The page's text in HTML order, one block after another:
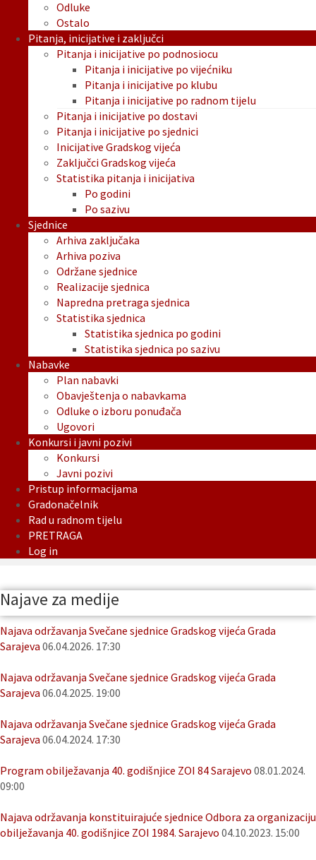
Odluke
Ostalo
Pitanja, inicijative i zaključci
Pitanja i inicijative po podnosiocu
Pitanja i inicijative po vijećniku
Pitanja i inicijative po klubu
Pitanja i inicijative po radnom tijelu
Pitanja i inicijative po dostavi
Pitanja i inicijative po sjednici
Inicijative Gradskog vijeća
Zaključci Gradskog vijeća
Statistika pitanja i inicijativa
Po godini
Po sazivu
Sjednice
Arhiva zaključaka
Arhiva poziva
Održane sjednice
Realizacije sjednica
Napredna pretraga sjednica
Statistika sjednica
Statistika sjednica po godini
Statistika sjednica po sazivu
Nabavke
Plan nabavki
Obavještenja o nabavkama
Odluke o izboru ponuđača
Ugovori
Konkursi i javni pozivi
Konkursi
Javni pozivi
Pristup informacijama
Gradonačelnik
Rad u radnom tijelu
PRETRAGA
Log in
Najave za medije
Najava održavanja Svečane sjednice Gradskog vijeća Grada
Sarajeva 06.04.2026. 17:30
Najava održavanja Svečane sjednice Gradskog vijeća Grada
Sarajeva 06.04.2025. 19:00
Najava održavanja Svečane sjednice Gradskog vijeća Grada
Sarajeva 06.04.2024. 17:30
Program obilježavanja 40. godišnjice ZOI 84 Sarajevo 08.01.2024.
09:00
Najava održavanja konstituirajuće sjednice Odbora za organizaciju
obilježavanja 40. godišnjice ZOI 1984. Sarajevo 04.10.2023. 15:00